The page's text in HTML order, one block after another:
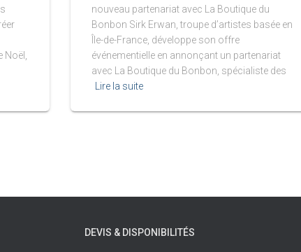
nouveau partenariat avec La Boutique du
Bonbon Sirk Erwan, troupe d’artistes basée en
Île-de-France, développe son offre
événementielle en annonçant un partenariat
avec La Boutique du Bonbon, spécialiste des
Lire la suite
DEVIS & DISPONIBILITÉS